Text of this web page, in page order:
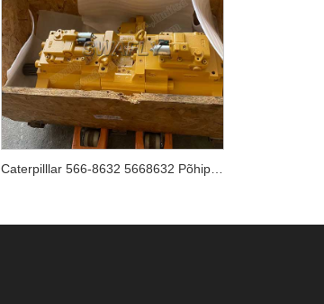
Caterpilllar 566-8632 5668632 Põhipump